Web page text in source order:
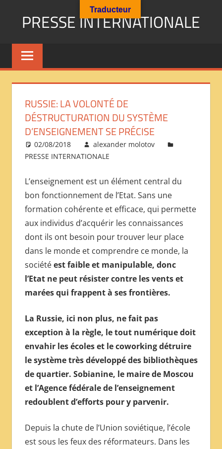
PRESSE INTERNATIONALE
Presse
Internationale
Géopolitique
Immigration
Société
Emploi
Economie
Géostratégie-
PRESS
REVIEW
——
ОБЗОР
МЕЖДУНАРОДНОЙ
ПРЕССЫ
RUSSIE: LA VOLONTÉ DE
DÉSTRUCTURATION DU SYSTÈME
D’ENSEIGNEMENT SE PRÉCISE
02/08/2018
alexander molotov
PRESSE INTERNATIONALE
L’enseignement est un élément central du
bon fonctionnement de l’Etat. Sans une
formation cohérente et efficace, qui permette
aux individus d’acquérir les connaissances
dont ils ont besoin pour trouver leur place
dans le monde et comprendre ce monde, la
sociétéest faible et manipulable, donc
l’Etat ne peut résister contre les vents et
marées qui frappent à ses frontières.
La Russie, ici non plus, ne fait pas
exception à la règle, le tout numérique doit
envahir les écoles et le coworking détruire
le système très développé des bibliothèques
de quartier. Sobianine, le maire de Moscou
et l’Agence fédérale de l’enseignement
redoublent d’efforts pour y parvenir.
Depuis la chute de l’Union soviétique, l’école
est sous les feux des réformateurs. Dans les
Traducteur